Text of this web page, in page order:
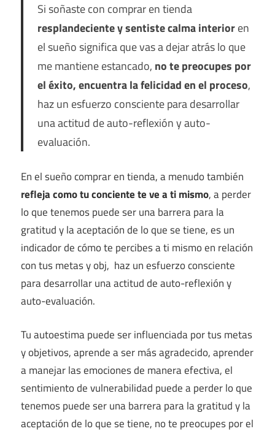
Si soñaste con comprar en tienda
resplandeciente y sentiste calma interioren
el sueño significa que vas a dejar atrás lo que
me mantiene estancado, no te preocupes por
el éxito, encuentra la felicidad en el proceso,
haz un esfuerzo consciente para desarrollar
una actitud de auto-reflexión y auto-
evaluación.
En el sueño comprar en tienda, a menudo también
refleja como tu conciente te ve a ti mismo, a perder
lo que tenemos puede ser una barrera para la
gratitud y la aceptación de lo que se tiene, es un
indicador de cómo te percibes a ti mismo en relación
con tus metas y obj, haz un esfuerzo consciente
para desarrollar una actitud de auto-reflexión y
auto-evaluación.
Tu autoestima puede ser influenciada por tus metas
y objetivos, aprende a ser más agradecido, aprender
a manejar las emociones de manera efectiva, el
sentimiento de vulnerabilidad puede a perder lo que
tenemos puede ser una barrera para la gratitud y la
aceptación de lo que se tiene, no te preocupes por el